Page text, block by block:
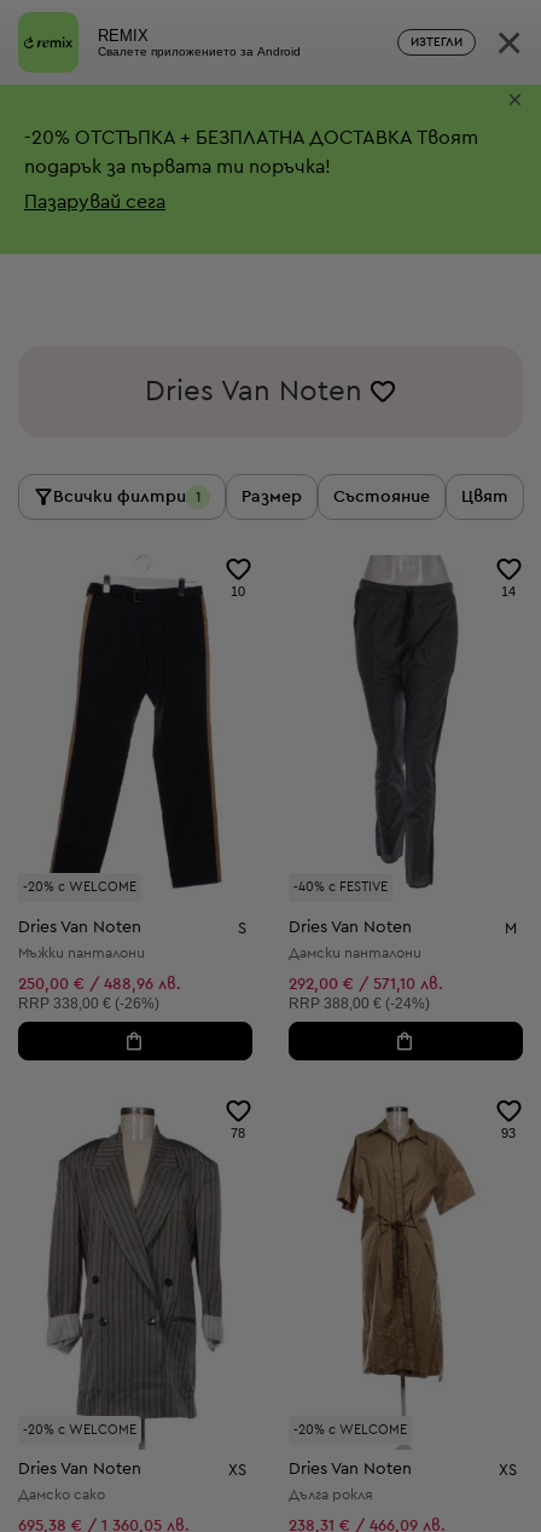
REMIX
Свалете приложението за Android
ИЗТЕГЛИ ×
-20% ОТСТЪПКА + БЕЗПЛАТНА ДОСТАВКА Твоят
подарък за първата ти поръчка!
Пазарувай сега
×
Dries Van Noten
Всички филтри 1 Размер Състояние Цвят
-20% с WELCOME
10
Dries Van Noten S
Мъжки панталони
250,00 € / 488,96 лв.
Препоръчителна цена:
RRP 338,00 € (-26%)
-40% с FESTIVE
14
Dries Van Noten M
Дамски панталони
292,00 € / 571,10 лв.
Препоръчителна цена:
RRP 388,00 € (-24%)
-20% с WELCOME
78
Dries Van Noten XS
Дамско сако
695,38 € / 1 360,05 лв.
-20% с WELCOME
93
Dries Van Noten XS
Дълга рокля
238,31 € / 466,09 лв.